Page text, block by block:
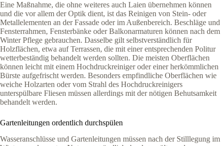
Eine Maßnahme, die ohne weiteres auch Laien übernehmen können
und die vor allem der Optik dient, ist das Reinigen von Stein- oder
Metallelementen an der Fassade oder im Außenbereich. Beschläge und
Fensterrahmen, Fensterbänke oder Balkonarmaturen können nach dem
Winter Pflege gebrauchen. Dasselbe gilt selbstverständlich für
Holzflächen, etwa auf Terrassen, die mit einer entsprechenden Politur
wetterbeständig behandelt werden sollten. Die meisten Oberflächen
können leicht mit einem Hochdruckreiniger oder einer herkömmlichen
Bürste aufgefrischt werden. Besonders empfindliche Oberflächen wie
weiche Holzarten oder vom Strahl des Hochdruckreinigers
unterspülbare Fliesen müssen allerdings mit der nötigen Behutsamkeit
behandelt werden.
Gartenleitungen ordentlich durchspülen
Wasseranschlüsse und Gartenleitungen müssen nach der Stilllegung im